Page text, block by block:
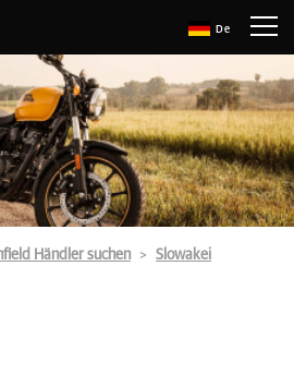
De
Händler suchen
Slowakei